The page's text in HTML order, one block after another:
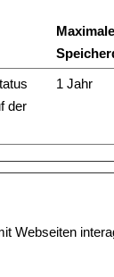
Maximale
der
1 Jahr
Webseiten